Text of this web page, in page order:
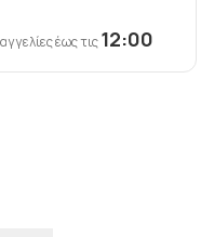
έως τις12:00